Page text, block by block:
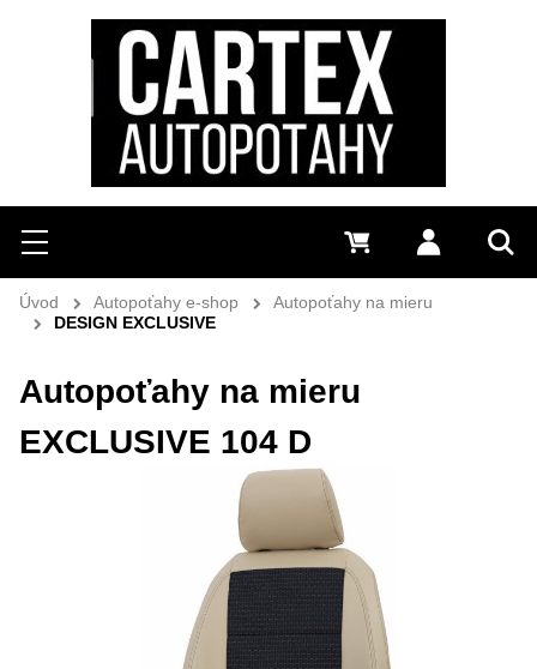
Hľadať
Menu Prihlásiť
0 €
Úvod Autopoťahy e-shop
Autopoťahy na mieru
DESIGN EXCLUSIVE
Autopoťahy na mieru
EXCLUSIVE 104 D